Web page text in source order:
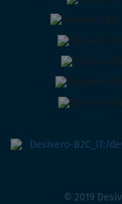
© 2019